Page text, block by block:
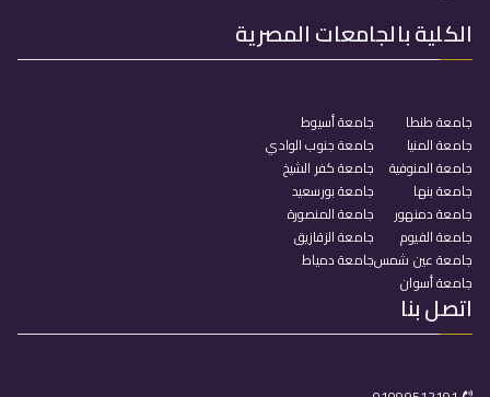
الكلية بالجامعات المصرية
جامعة طنطا
جامعة المنيا
جامعة المنوفية
جامعة بنها
جامعة دمنهور
جامعة الفيوم
جامعة عين شمس
جامعة أسوان
جامعة أسيوط
جامعة جنوب الوادي
جامعة كفر الشيخ
جامعة بورسعيد
جامعة المنصورة
جامعة الزقازيق
جامعة دمياط
اتصل بنا